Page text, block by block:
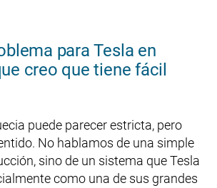
para Tesla en
creo que tiene fácil
puede parecer estricta, pero
No hablamos de una simple
sino de un sistema que Tesla
como una de sus grandes